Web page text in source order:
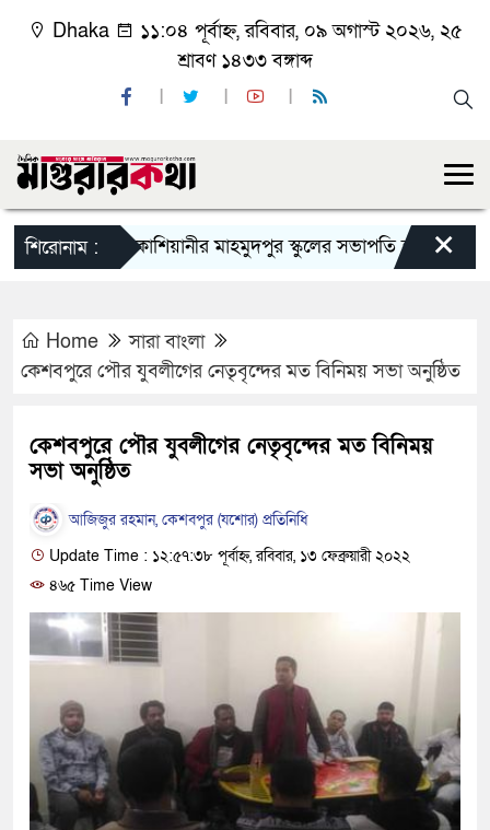
Dhaka
১১:০৪ পূর্বাহ্ন, রবিবার, ০৯ অগাস্ট ২০২৬, ২৫
শ্রাবণ ১৪৩৩ বঙ্গাব্দ
শিরোনাম :কাশিয়ানীর মাহমুদপুর স্কুলের সভাপতি হলেন গোবিন্দ
×
Home
সারা বাংলা
কেশবপুরে পৌর যুবলীগের নেতৃবৃন্দের মত বিনিময় সভা অনুষ্ঠিত
কেশবপুরে পৌর যুবলীগের নেতৃবৃন্দের মত বিনিময়
সভা অনুষ্ঠিত
আজিজুর রহমান, কেশবপুর (যশোর) প্রতিনিধি
Update Time : ১২:৫৭:৩৮ পূর্বাহ্ন, রবিবার, ১৩ ফেব্রুয়ারী ২০২২
৪৬৫ Time View